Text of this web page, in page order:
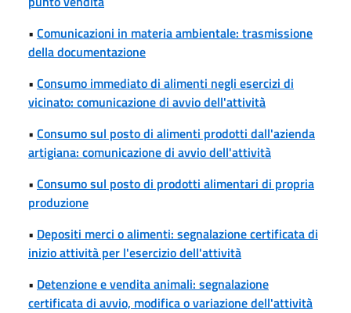
• Comunicazioni in materia ambientale: trasmissione
della documentazione
• Consumo immediato di alimenti negli esercizi di
vicinato: comunicazione di avvio dell'attività
• Consumo sul posto di alimenti prodotti dall'azienda
artigiana: comunicazione di avvio dell'attività
• Consumo sul posto di prodotti alimentari di propria
produzione
• Depositi merci o alimenti: segnalazione certificata di
inizio attività per l'esercizio dell'attività
• Detenzione e vendita animali: segnalazione
certificata di avvio, modifica o variazione dell'attività